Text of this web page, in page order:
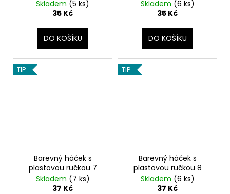
Skladem (5 ks)
35 Kč
DO KOŠÍKU
Skladem (6 ks)
35 Kč
DO KOŠÍKU
TIP
Barevný háček s
plastovou ručkou 7
Skladem (7 ks)
37 Kč
TIP
Barevný háček s
plastovou ručkou 8
Skladem (6 ks)
37 Kč